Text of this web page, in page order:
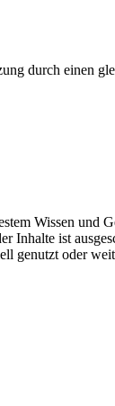
durch einen
Wissen und
Inhalte ist
genutzt oder